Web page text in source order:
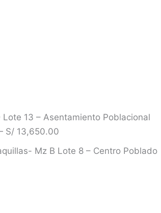
13 – Asentamiento Poblacional
S/ 13,650.00
Mz B Lote 8 – Centro Poblado